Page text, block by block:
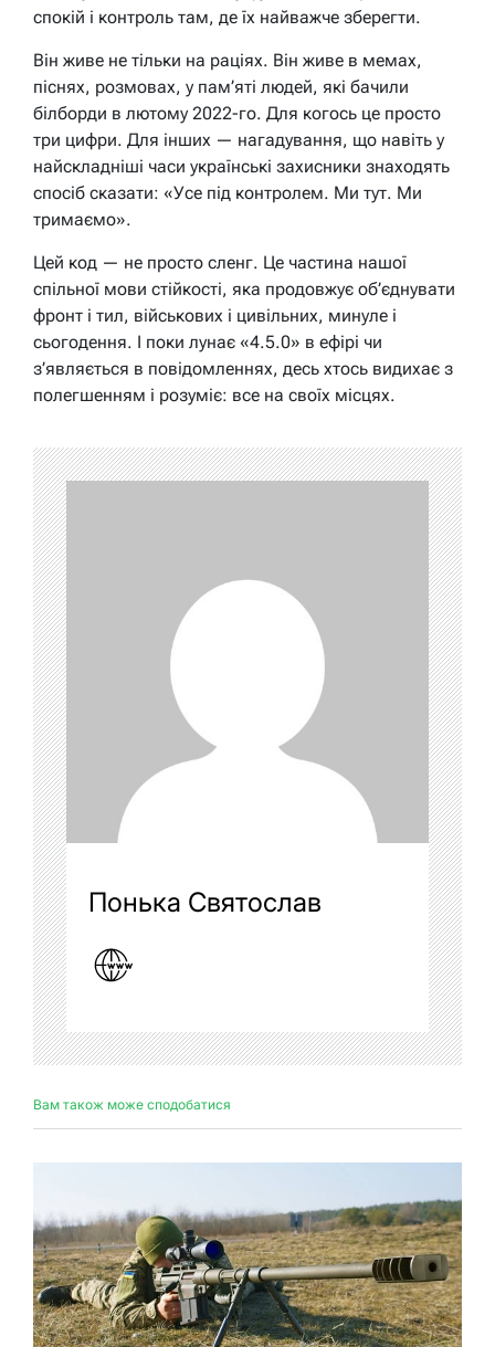
спокій і контроль там, де їх найважче зберегти.
Він живе не тільки на раціях. Він живе в мемах,
піснях, розмовах, у пам’яті людей, які бачили
білборди в лютому 2022-го. Для когось це просто
три цифри. Для інших — нагадування, що навіть у
найскладніші часи українські захисники знаходять
спосіб сказати: «Усе під контролем. Ми тут. Ми
тримаємо».
Цей код — не просто сленг. Це частина нашої
спільної мови стійкості, яка продовжує об’єднувати
фронт і тил, військових і цивільних, минуле і
сьогодення. І поки лунає «4.5.0» в ефірі чи
з’являється в повідомленнях, десь хтось видихає з
полегшенням і розуміє: все на своїх місцях.
Понька Святослав
Вам також може сподобатися